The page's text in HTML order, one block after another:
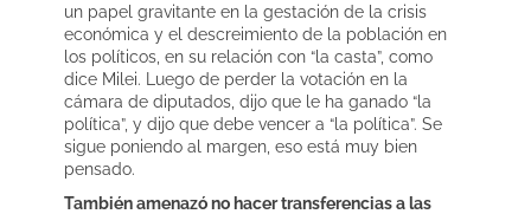
un papel gravitante en la gestación de la crisis
económica y el descreimiento de la población en
los políticos, en su relación con “la casta”, como
dice Milei. Luego de perder la votación en la
cámara de diputados, dijo que le ha ganado “la
política”, y dijo que debe vencer a “la política”. Se
sigue poniendo al margen, eso está muy bien
pensado.
También amenazó no hacer transferencias a las